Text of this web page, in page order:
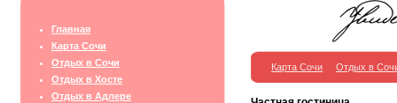
Главная
Карта Сочи
Отдых в Сочи
Отдых в Хосте
Отдых в Адлере
Карта Сочи Отдых в